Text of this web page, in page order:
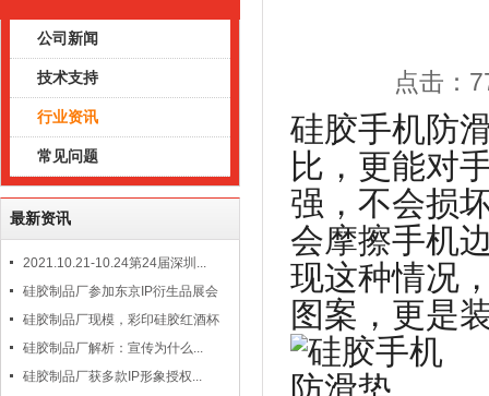
公司新闻
技术支持
行业资讯
常见问题
最新资讯
2021.10.21-10.24第24届深圳...
硅胶制品厂参加东京IP衍生品展会
硅胶制品厂现模，彩印硅胶红酒杯
硅胶制品厂解析：宣传为什么...
硅胶制品厂获多款IP形象授权...
点击：
硅胶手机防
比，更能对
强，不会损
会摩擦手机
现这种情况
图案，更是